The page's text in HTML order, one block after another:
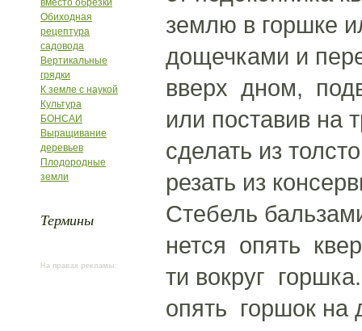
вместо обрезки
Обиходная
рецептура
садовода
Вертикальные
грядки
К земле с наукой
Культура
БОНСАИ
Выращивание
деревьев
Плодородные
земли
Термины
На правах рекламы:
землю в горшке
дощечками и
вверх дном,
или поставив на
сделать из
резать из
Стебель
нется опять
ти вокруг
опять горшок на